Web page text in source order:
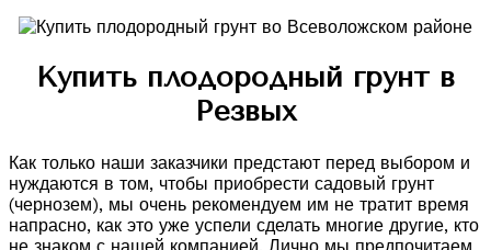
Купить плодородный грунт в
Резвых
Как только наши заказчики предстают перед выбором и
нуждаются в том, чтобы приобрести садовый грунт
(чернозем), мы очень рекомендуем им не тратит время
напрасно, как это уже успели сделать многие другие, кто